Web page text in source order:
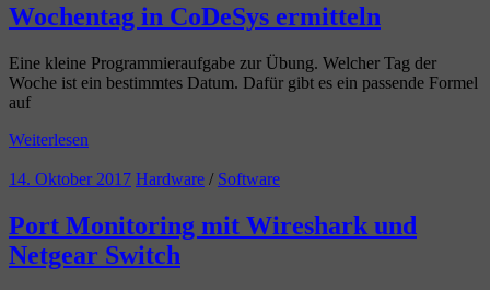
Wochentag in CoDeSys ermitteln
Eine kleine Programmieraufgabe zur Übung. Welcher Tag der
Woche ist ein bestimmtes Datum. Dafür gibt es ein passende Formel
auf
Weiterlesen
14. Oktober 2017 Hardware / Software
Port Monitoring mit Wireshark und
Netgear Switch